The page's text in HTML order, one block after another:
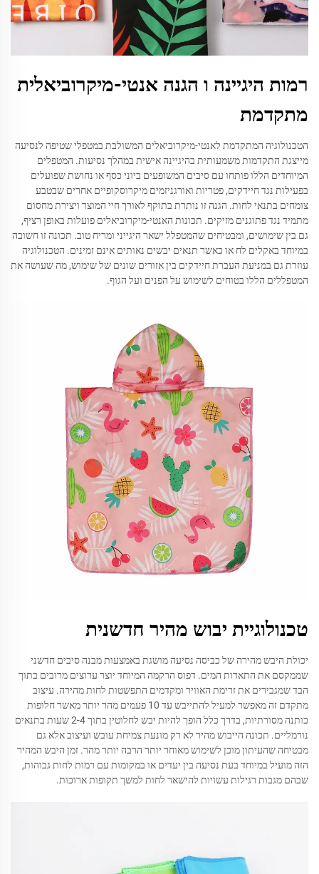
רמות היגיינה ו הגנה אנטי-מיקרוביאלית
מתקדמת
הטכנולוגיה המתקדמת לאנטי-מיקרוביאלים המשולבת במטפלי שטיפה לנסיעה
מייצגת התקדמות משמעותית בהיגיינה אישית במהלך נסיעות. המטפלים
המיוחדים הללו פותחו עם סיבים המשופעים ביוני כסף או נחושת שפועלים
בפעילות נגד חיידקים, פטריות ואורגניזמים מיקרוסקופיים אחרים שבטבע
צומחים בתנאי לחות. הגנה זו נותרת בתוקף לאורך חיי המוצר ויצירת מחסום
מתמיד נגד פתוגנים מזיקים. תכונות האנטי-מיקרוביאלים פועלות באופן רציף,
גם בין שימושים, ומבטיחים שהמטפלל ישאר היגייני ומריח טוב. תכונה זו חשובה
במיוחד באקלים לח או כאשר תנאים יבשים נאותים אינם זמינים. הטכנולוגיה
עוזרת גם במניעת העברת חיידקים בין אזורים שונים של שימוש, מה שעושה את
המטפללים הללו בטוחים לשימוש על הפנים ועל הגוף.
טכנולוגיית יבוש מהיר חדשנית
יכולת היבש מהירה של כביסה נסיעה מושגת באמצעות מבנה סיבים חדשני
שממקסם את התאדות המים. דפוס הרקמה המיוחד יוצר ערוצים מרובים בתוך
הבד שמגבירים את זרימת האוויר ומקדמים התפשטות לחות מהירה. עיצוב
מתקדם זה מאפשר למעיל להתייבש עד 10 פעמים מהר יותר מאשר חלופות
כותנה מסורתיות, בדרך כלל הופך להיות יבש לחלוטין בתוך 2-4 שעות בתנאים
נורמליים. תכונה הייבוש מהיר לא רק מונעת צמיחת עובש ועיצוב אלא גם
מבטיחה שהעיתון מוכן לשימוש מאוחר יותר הרבה יותר מהר. זמן היבש המהיר
הזה מועיל במיוחד בעת נסיעה בין יעדים או במקומות עם רמות לחות גבוהות,
שבהם מגבות רגילות עשויות להישאר לחות למשך תקופות ארוכות.